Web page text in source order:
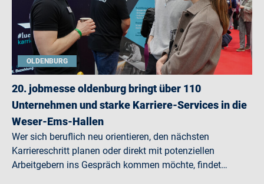
OLDENBURG
20. jobmesse oldenburg bringt über 110
Unternehmen und starke Karriere-Services in die
Weser-Ems-Hallen
Wer sich beruflich neu orientieren, den nächsten
Karriereschritt planen oder direkt mit potenziellen
Arbeitgebern ins Gespräch kommen möchte, findet…